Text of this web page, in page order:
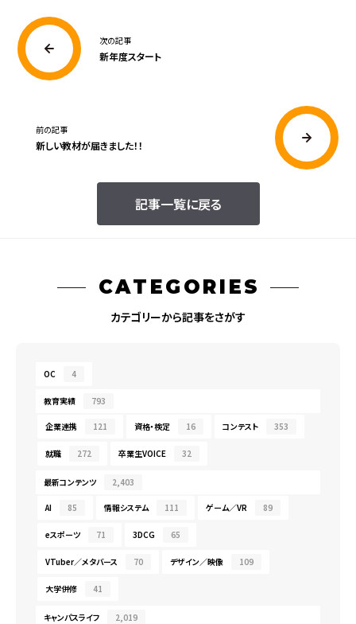
次の記事
新年度スタート
記事一覧に戻る
前の記事
新しい教材が届きました！！
CATEGORIES
カテゴリーから記事をさがす
OC 4
教育実績 793
企業連携 121 資格・検定 16 コンテスト 353
就職 272 卒業生VOICE 32
最新コンテンツ 2,403
AI 85 情報システム 111 ゲーム／VR 89
eスポーツ 71 3DCG 65
VTuber／メタバース 70 デザイン／映像 109
大学併修 41
キャンパスライフ 2,019